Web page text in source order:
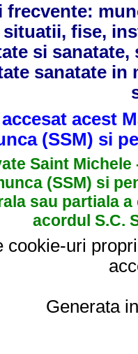
frecvente:
situatii, fise,
si
sanatate in
acest
(SSM) si
Saint
(SSM) si
sau partiala
acordul S.C.
cookie-uri
Generata